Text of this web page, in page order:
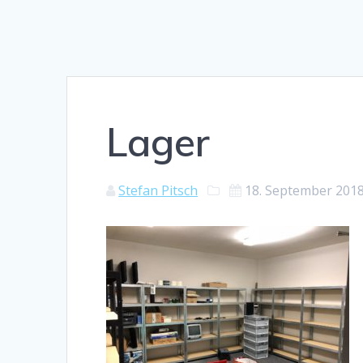
Lager
Stefan Pitsch 18. September 2018